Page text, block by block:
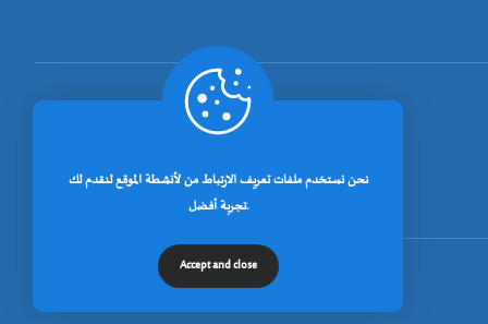
[rano_page_total]
نحن نستخدم ملفات تعريف الارتباط من لأنشطة الموقع لنقدم لك
تجربة أفضل.
Accept and close